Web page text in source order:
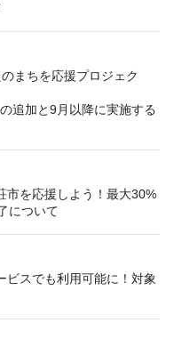
まちを応援プロジェク
追加と9月以降に実施する
市を応援しよう！最大30%
について
ビスでも利用可能に！対象